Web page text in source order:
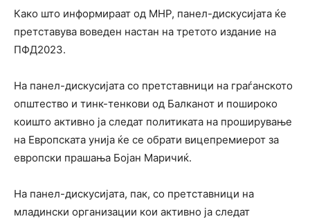
Како што информираат од МНР, панел-дискусијата ќе
претставува воведен настан на третото издание на
ПФД2023.
На панел-дискусијата со претставници на граѓанското
општество и тинк-тенкови од Балканот и пошироко
коишто активно ја следат политиката на проширување
на Европската унија ќе се обрати вицепремиерот за
европски прашања Бојан Маричиќ.
На панел-дискусијата, пак, со претставници на
младински организации кои активно ја следат